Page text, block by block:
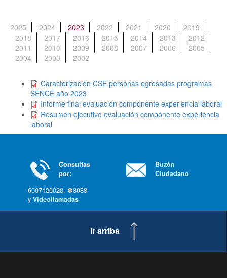
2025 2024 2023 (solapa activa)
2022 2021 2020
2019
2018
2017 2016 2015 2014 2013
2012
2011
2010 2009 2008 2007 2006
2005
2004
2003 2002
Caracterización CSE personas egresadas programas
SENCE año 2023
Informe final evaluación componente experiencia laboral
Resumen ejecutivo evaluación componente experiencia
laboral
Consultas
por:
6007120028, ✽8088
y Videollamadas
Buzón
Ciudadano
Ir arriba